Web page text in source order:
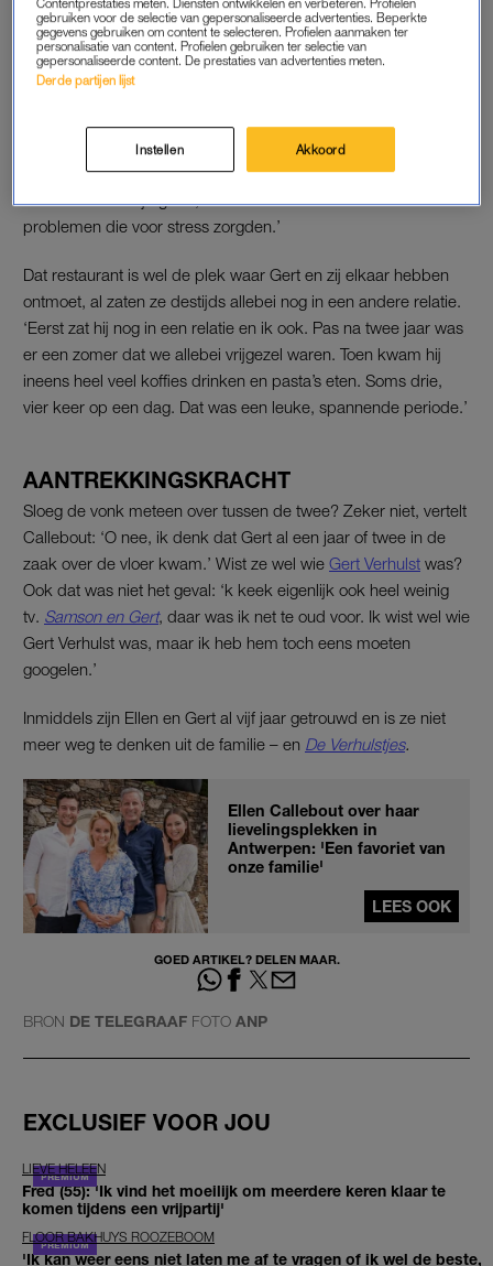
ELLEN CALLEBOUT EN GERT VERHULST
Tot 2014 had Callebout een eigen horecazaak in
Blankenberge. Destijds had zij nog een andere relatie, maar ze
zagen elkaar niet vaak: ‘Zolang je alleen dat hebt, of je doet
er alleen in zit, en je partner doet iets anders, dan zit je altijd
met weekendwerk, avondwerk, en zie je elkaar nooit. Wij
waren ook redelijk groot, dus we hadden best wel wat
problemen die voor stress zorgden.’
Dat restaurant is wel de plek waar Gert en zij elkaar hebben
ontmoet, al zaten ze destijds allebei nog in een andere relatie.
‘Eerst zat hij nog in een relatie en ik ook. Pas na twee jaar was
er een zomer dat we allebei vrijgezel waren. Toen kwam hij
ineens heel veel koffies drinken en pasta’s eten. Soms drie,
vier keer op een dag. Dat was een leuke, spannende periode.’
AANTREKKINGSKRACHT
Sloeg de vonk meteen over tussen de twee? Zeker niet, vertelt
Callebout: ‘O nee, ik denk dat Gert al een jaar of twee in de
zaak over de vloer kwam.’ Wist ze wel wie Gert Verhulst was?
Ook dat was niet het geval: ‘k keek eigenlijk ook heel weinig
tv. Samson en Gert, daar was ik net te oud voor. Ik wist wel wie
Gert Verhulst was, maar ik heb hem toch eens moeten
googelen.’
Inmiddels zijn Ellen en Gert al vijf jaar getrouwd en is ze niet
meer weg te denken uit de familie – en De Verhulstjes.
Ellen Callebout over haar
lievelingsplekken in
Antwerpen: 'Een favoriet van
onze familie'
LEES OOK
GOED ARTIKEL? DELEN MAAR.
BRON DE TELEGRAAF FOTO ANP
EXCLUSIEF VOOR JOU
LIEVE HELEEN
Fred (55): 'Ik vind het moeilijk om meerdere keren klaar te
komen tijdens een vrijpartij'
FLOOR BAKHUYS ROOZEBOOM
'Ik kan weer eens niet laten me af te vragen of ik wel de beste,
Contentprestaties meten. Diensten ontwikkelen en verbeteren. Profielen
gebruiken voor de selectie van gepersonaliseerde advertenties. Beperkte
gegevens gebruiken om content te selecteren. Profielen aanmaken ter
personalisatie van content. Profielen gebruiken ter selectie van
gepersonaliseerde content. De prestaties van advertenties meten.
Derde partijen lijst
Instellen Akkoord